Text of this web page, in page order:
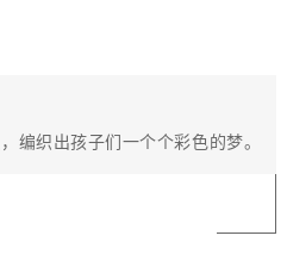
编织出孩子们一个个彩色的梦。